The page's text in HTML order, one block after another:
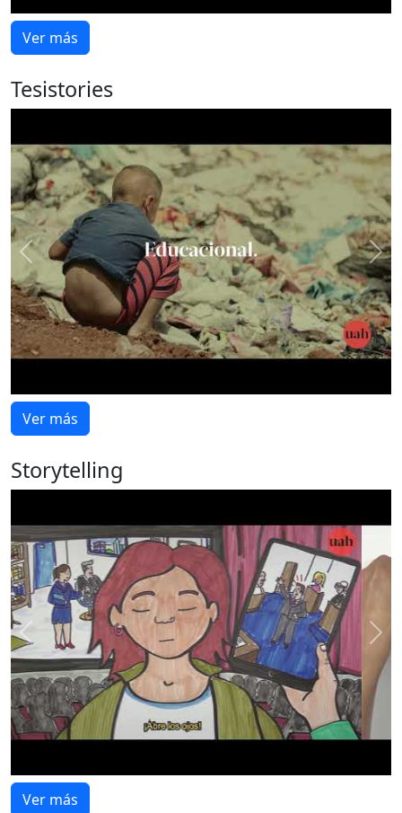
Tesistories
Ver más
Storytelling
Ver más
HumanInsta